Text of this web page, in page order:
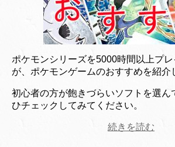
ポケモンシリーズを5000時間以上プ
が、ポケモンゲームのおすすめを紹介
初心者の方が飽きづらいソフトを選ん
ひチェックしてみてください。
続きを読む